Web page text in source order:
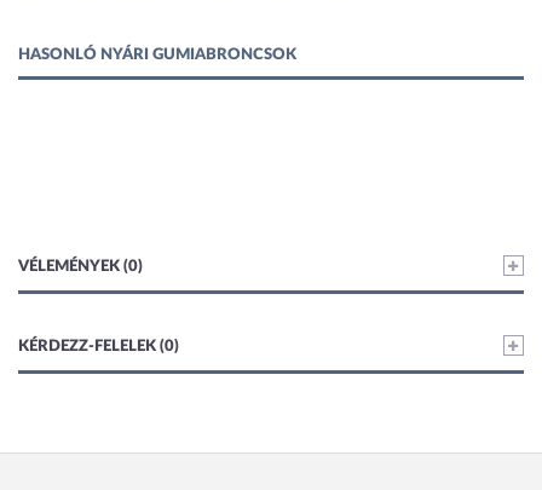
HASONLÓ NYÁRI GUMIABRONCSOK
VÉLEMÉNYEK (0)
KÉRDEZZ-FELELEK (0)